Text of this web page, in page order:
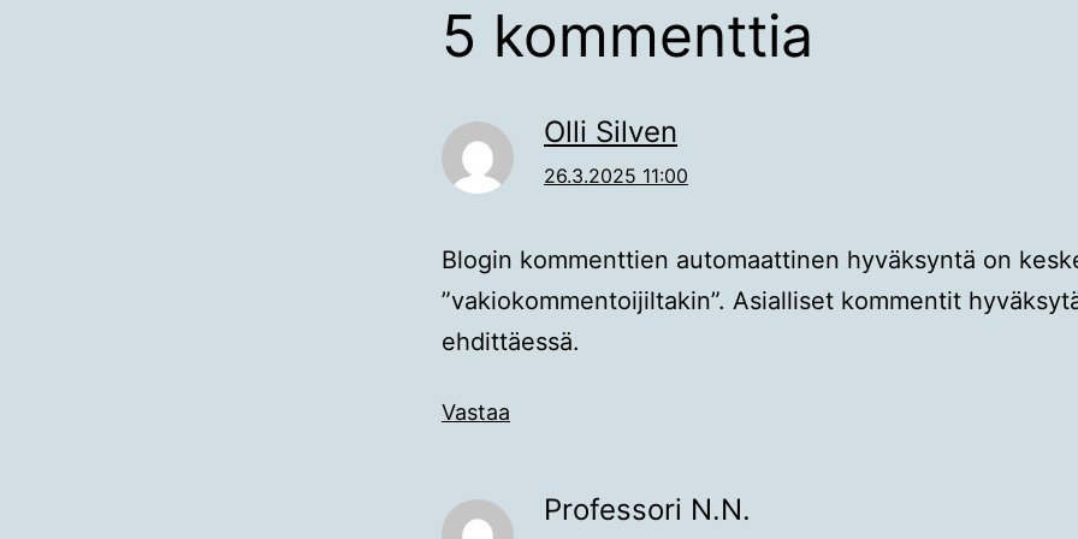
5 kommenttia
Olli Silven
26.3.2025 11:00
Blogin kommenttien automaattinen hyväksyntä on
”vakiokommentoijiltakin”. Asialliset kommentit
ehdittäessä.
Vastaa
Professori N.N.